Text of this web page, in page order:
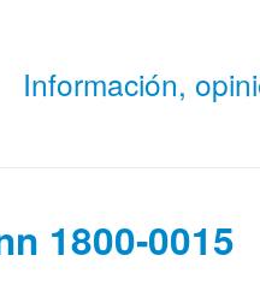
Información,
1800-0015